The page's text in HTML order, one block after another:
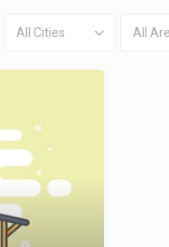
All Cities All